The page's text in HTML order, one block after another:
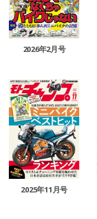
2026年2月号
2025年11月号